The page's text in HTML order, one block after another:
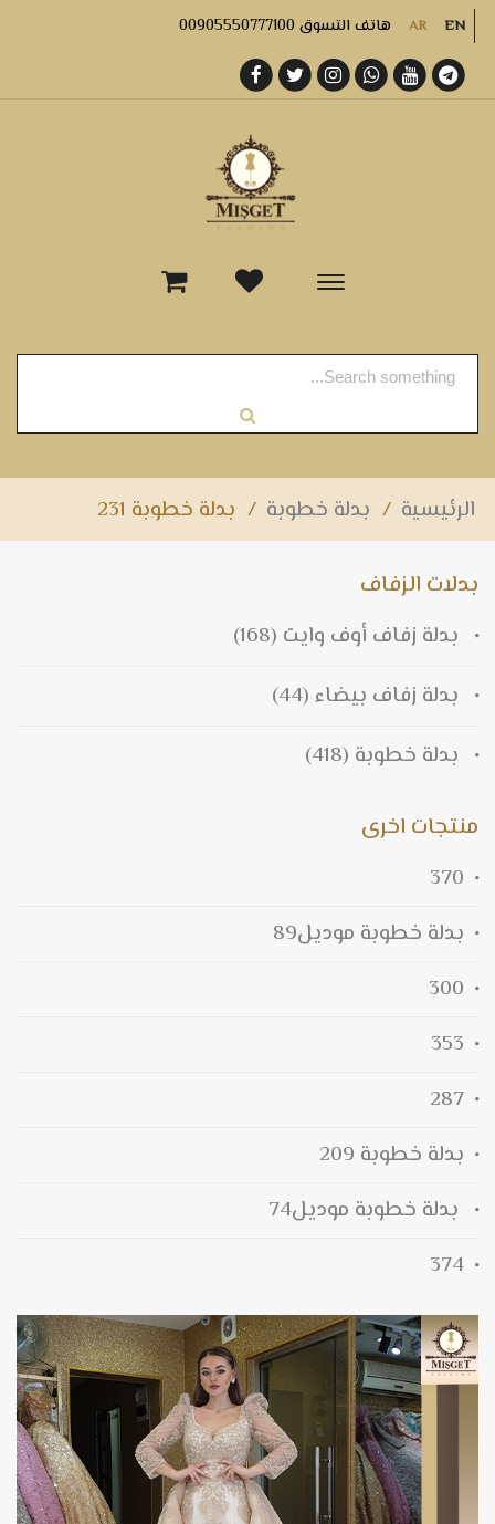
AR EN هاتف التسوق 00905550777100
-
الرئيسية / بدلة خطوبة / بدلة خطوبة 231
بدلات الزفاف
بدلة زفاف أوف وايت (168)
بدلة زفاف بيضاء (44)
بدلة خطوبة (418)
منتجات اخرى
370
بدلة خطوبة موديل89
300
353
287
بدلة خطوبة 209
بدلة خطوبة موديل74
374